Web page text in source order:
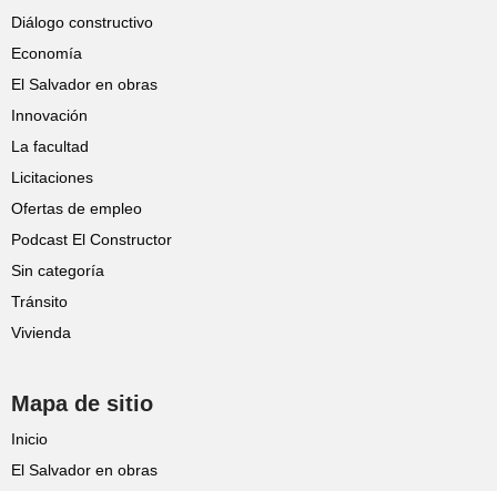
Diálogo constructivo
Economía
El Salvador en obras
Innovación
La facultad
Licitaciones
Ofertas de empleo
Podcast El Constructor
Sin categoría
Tránsito
Vivienda
Mapa de sitio
Inicio
El Salvador en obras